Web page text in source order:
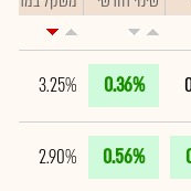
0.36%
3.25%
0.56%
2.90%